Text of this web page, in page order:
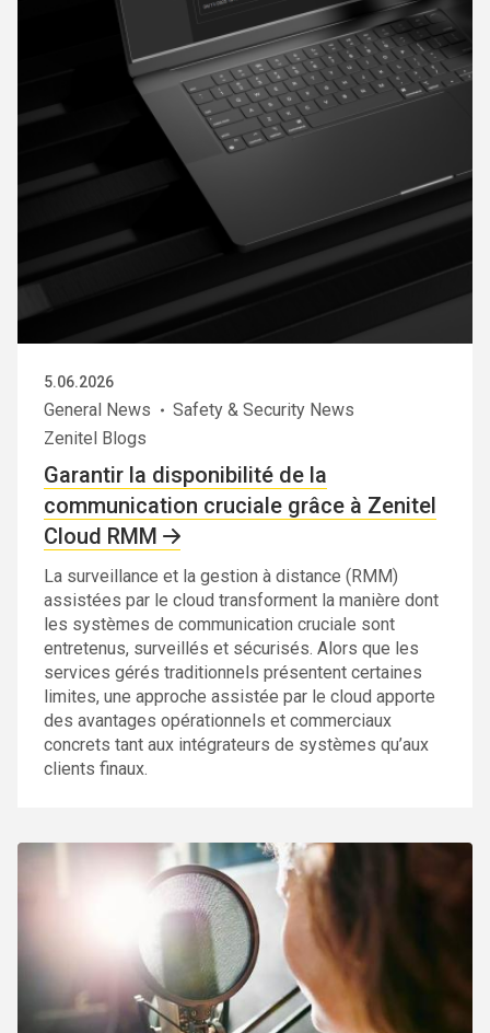
5.06.2026
General News
Safety & Security News
Zenitel Blogs
Garantir la disponibilité de la
communication cruciale grâce à Zenitel
Cloud RMM
La surveillance et la gestion à distance (RMM)
assistées par le cloud transforment la manière dont
les systèmes de communication cruciale sont
entretenus, surveillés et sécurisés. Alors que les
services gérés traditionnels présentent certaines
limites, une approche assistée par le cloud apporte
des avantages opérationnels et commerciaux
concrets tant aux intégrateurs de systèmes qu’aux
clients finaux.